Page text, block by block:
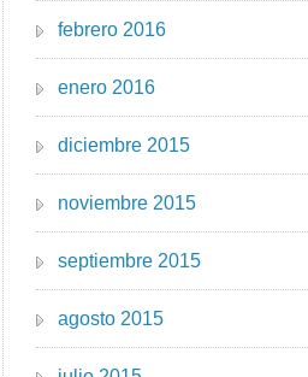
febrero 2016
enero 2016
diciembre 2015
noviembre 2015
septiembre 2015
agosto 2015